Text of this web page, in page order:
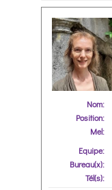
Nom:
Position:
Mel:
Equipe:
Bureau(x):
Tél(s):